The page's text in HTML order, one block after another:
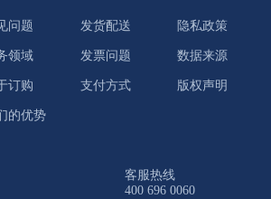
问题
领域
订购
的优势
发货配送
发票问题
支付方式
隐私政策
数据来源
版权声明
客服热线
400 696 0060